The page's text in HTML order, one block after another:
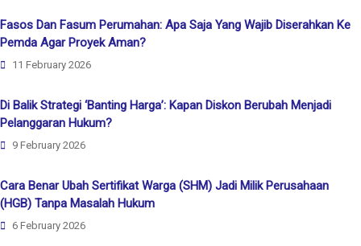
Fasos Dan Fasum Perumahan: Apa Saja Yang Wajib Diserahkan Ke
Pemda Agar Proyek Aman?
11 February 2026
Di Balik Strategi ‘Banting Harga’: Kapan Diskon Berubah Menjadi
Pelanggaran Hukum?
9 February 2026
Cara Benar Ubah Sertifikat Warga (SHM) Jadi Milik Perusahaan
(HGB) Tanpa Masalah Hukum
6 February 2026